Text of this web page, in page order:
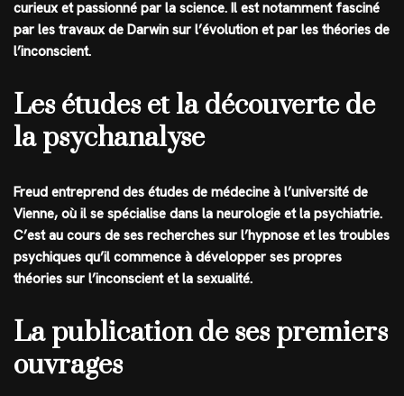
curieux et passionné par la science. Il est notamment fasciné
par les travaux de Darwin sur l’évolution et par les théories de
l’inconscient.
Les études et la découverte de
la psychanalyse
Freud entreprend des études de médecine à l’université de
Vienne, où il se spécialise dans la neurologie et la psychiatrie.
C’est au cours de ses recherches sur l’hypnose et les troubles
psychiques qu’il commence à développer ses propres
théories sur l’inconscient et la sexualité.
La publication de ses premiers
ouvrages